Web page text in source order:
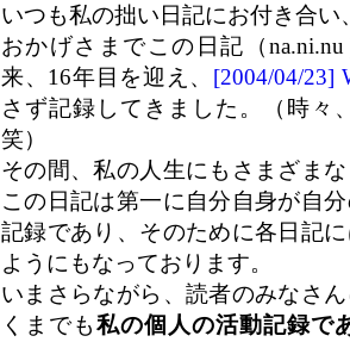
いつも私の拙い日記にお付き合
おかげさまでこの日記（
来、16年目を迎え、 [2004/04/23]
さず記録してきました。（時々
笑）
その間、私の人生にもさまざま
この日記は第一に自分自身が自
記録であり、そのために各日記
ようにもなっております。
いまさらながら、読者のみなさ
くまでも私の個人の活動記録で